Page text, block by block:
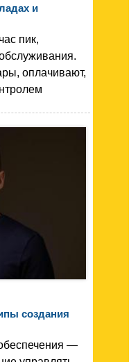
и
пик,
оплачивают,
создания
—